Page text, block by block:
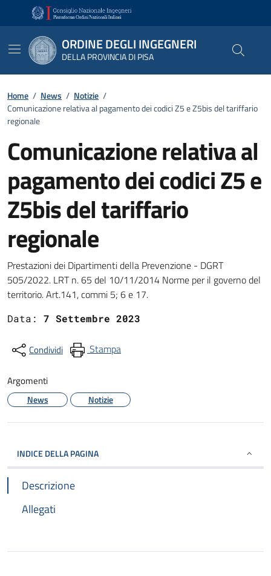
Vai ai contenuti
Vai al footer
ORDINE DEGLI INGEGNERI
DELLA PROVINCIA DI PISA
Home / News / Notizie /
Comunicazione relativa al pagamento dei codici Z5 e Z5bis del tariffario
regionale
Comunicazione relativa al
pagamento dei codici Z5 e
Z5bis del tariffario
regionale
Dettagli
Prestazioni dei Dipartimenti della Prevenzione - DGRT
505/2022. LRT n. 65 del 10/11/2014 Norme per il governo del
territorio. Art.141, commi 5; 6 e 17.
Data: 7 Settembre 2023
Condividi Stampa
Argomenti
News Notizie
INDICE DELLA PAGINA
Descrizione
Allegati